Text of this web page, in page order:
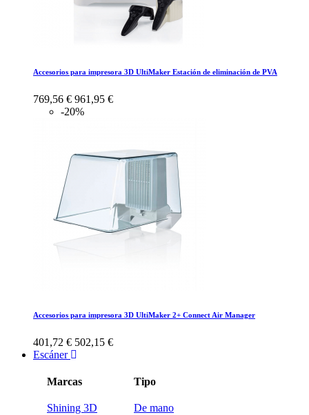
Accesorios para impresora 3D UltiMaker Estación de eliminación de PVA
769,56 € 961,95 €
-20%
Accesorios para impresora 3D UltiMaker 2+ Connect Air Manager
401,72 € 502,15 €
Escáner
Marcas
Shining 3D
Tipo
De mano